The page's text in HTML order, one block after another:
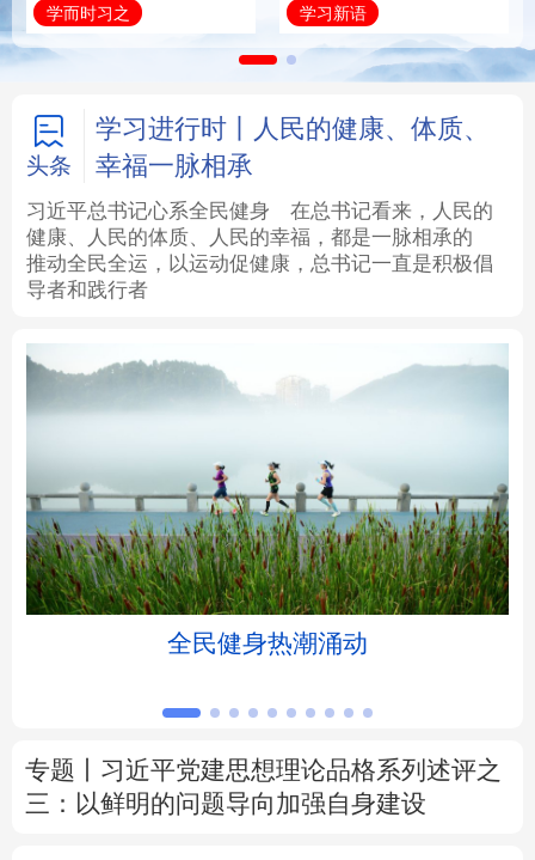
信息化 数字经济
学术中国 乡村振兴 银龄 溯源中国
城市 旅游
彩票 娱乐 时尚 悦读
公益
文化产业
北京 天津 河北 山西
辽宁 吉林 上海 江苏
安徽 福建
河南 湖北
广东 广西 海南 重庆
学而时习之 学习新语
头条
学习进行时丨人民的健康、体质、
幸福一脉相承
习近平总书记心系全民健身
在总书记看来，人民的
健康、人民的体质、人民的幸福，都是一脉相承的
推动全民全运，以运动促健康，总书记一直是积极倡
导者和践行者
全民健身热潮涌动
专题丨 习近平党建思想理论品格系列述评之
三：以鲜明的问题导向加强自身建设